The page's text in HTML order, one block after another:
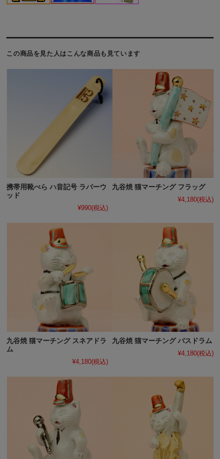
この商品を見た人はこんな商品も見ています
携帯用靴べら ハ音記号 ラバーウ
ッド
¥990(税込)
九谷焼 猫マーチング フラッグ
¥4,180(税込)
九谷焼 猫マーチング スネアドラ
ム
¥4,180(税込)
九谷焼 猫マーチング バスドラム
¥4,180(税込)